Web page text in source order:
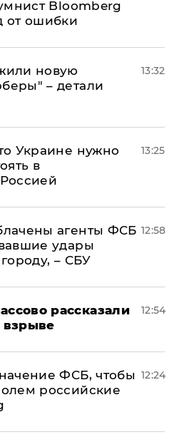
Bloomberg
от ошибки
новую
– детали
13:32
Украине нужно
в
13:25
агенты ФСБ
удары
– СБУ
12:58
рассказали
взрыве
12:54
ФСБ, чтобы
российские
12:24